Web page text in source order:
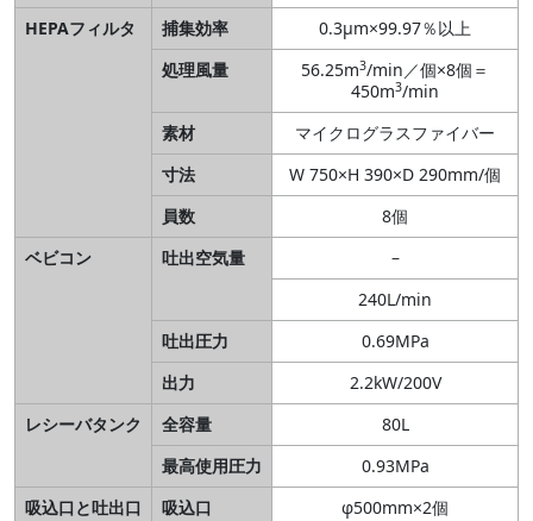
HEPAフィルタ
捕集効率
0.3μm×99.97％以上
処理風量
56.25m3/min／個×8個＝
450m3/min
素材
マイクログラスファイバー
寸法
W 750×H 390×D 290mm/個
員数
8個
ベビコン
吐出空気量
–
240L/min
吐出圧力
0.69MPa
出力
2.2kW/200V
レシーバタンク
全容量
80L
最高使用圧力
0.93MPa
吸込口と吐出口
吸込口
φ500mm×2個